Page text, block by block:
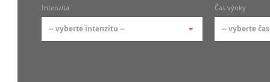
-- vyberte město --
pražské městské části
-- vyberte
Intenzita
-- vyberte intenzitu --
Čas výuky
-- vyberte